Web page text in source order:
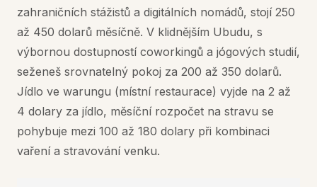
zahraničních stážistů a digitálních nomádů, stojí 250
až 450 dolarů měsíčně. V klidnějším Ubudu, s
výbornou dostupností coworkingů a jógových studií,
seženeš srovnatelný pokoj za 200 až 350 dolarů.
Jídlo ve warungu (místní restaurace) vyjde na 2 až
4 dolary za jídlo, měsíční rozpočet na stravu se
pohybuje mezi 100 až 180 dolary při kombinaci
vaření a stravování venku.